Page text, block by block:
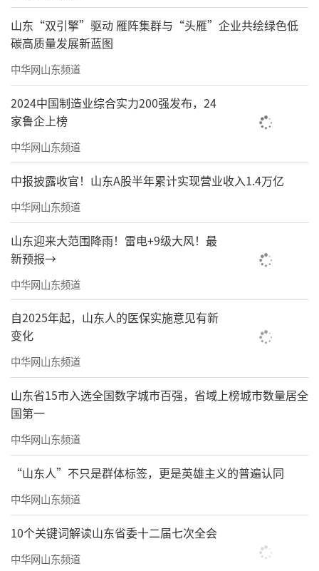
山东“双引擎”驱动 雁阵集群与“头雁”企业共绘绿色低
碳高质量发展新蓝图
中华网山东频道
2024中国制造业综合实力200强发布，24
家鲁企上榜
中华网山东频道
中报披露收官！山东A股半年累计实现营业收入1.4万亿
中华网山东频道
山东迎来大范围降雨！雷电+9级大风！最
新预报→
中华网山东频道
自2025年起，山东人的医保实施意见有新
变化
中华网山东频道
山东省15市入选全国数字城市百强，省域上榜城市数量居全
国第一
中华网山东频道
“山东人”不只是群体标签，更是英雄主义的普遍认同
中华网山东频道
10个关键词解读山东省委十二届七次全会
中华网山东频道